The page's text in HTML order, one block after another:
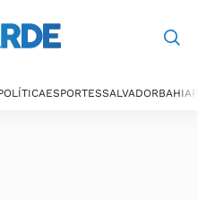
ESPORTESSALVADORBAHIA